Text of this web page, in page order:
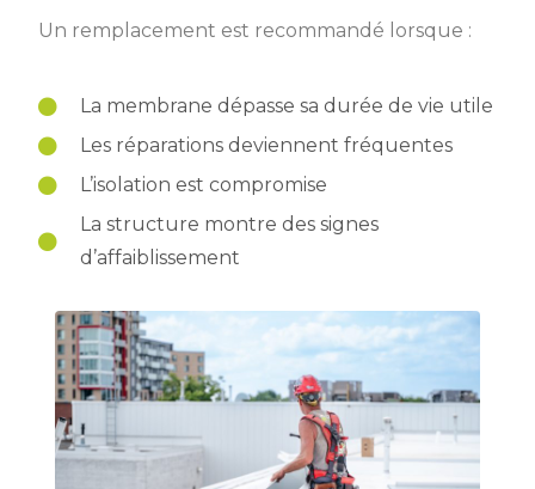
Un remplacement est recommandé lorsque :
La membrane dépasse sa durée de vie utile
Les réparations deviennent fréquentes
L’isolation est compromise
La structure montre des signes
d’affaiblissement